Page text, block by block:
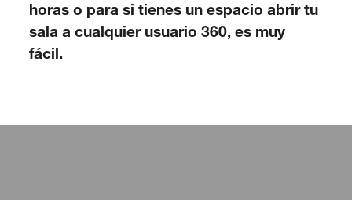
horas o para si tienes un espacio abrir tu
sala a cualquier usuario 360, es muy
fácil.